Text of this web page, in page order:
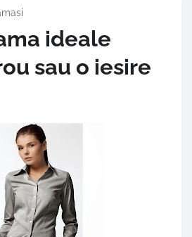
ideale
sau o iesire